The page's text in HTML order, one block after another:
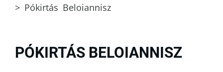
> Pókirtás Beloiannisz
PÓKIRTÁS BELOIANNISZ